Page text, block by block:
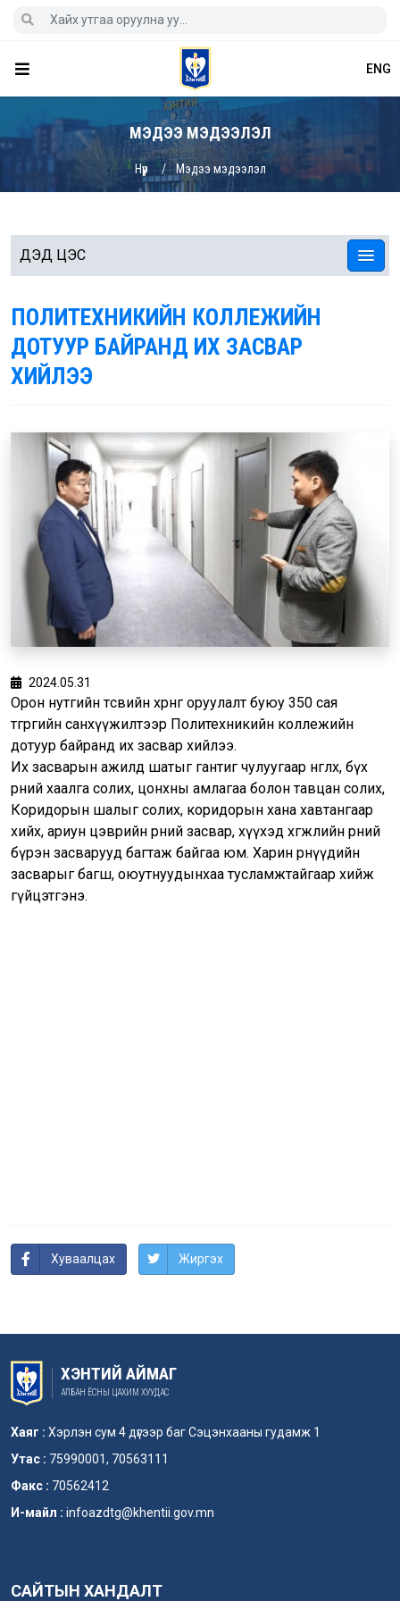
ENG
МЭДЭЭ МЭДЭЭЛЭЛ
Нүүр Мэдээ мэдээлэл
ДЭД ЦЭС
ПОЛИТЕХНИКИЙН КОЛЛЕЖИЙН
ДОТУУР БАЙРАНД ИХ ЗАСВАР
ХИЙЛЭЭ
2024.05.31
Орон нутгийн төсвийн хөрөнгө оруулалт буюу 350 сая
төгрөгийн санхүүжилтээр Политехникийн коллежийн
дотуур байранд их засвар хийлээ.
Их засварын ажилд шатыг гантиг чулуугаар өнгөлөх, бүх
өрөөний хаалга солих, цонхны амлагаа болон тавцан солих,
Коридорын шалыг солих, коридорын хана хавтангаар
хийх, ариун цэврийн өрөөний засвар, хүүхэд хөгжлийн өрөөний
бүрэн засварууд багтаж байгаа юм. Харин өрөөнүүдийн
засварыг багш, оюутнуудынхаа тусламжтайгаар хийж
гүйцэтгэнэ.
Хуваалцах Жиргэх
ХЭНТИЙ АЙМАГ
АЛБАН ЁСНЫ ЦАХИМ ХУУДАС
Хаяг : Хэрлэн сум 4 дүгээр баг Сэцэнхааны гудамж 1
Утас : 75990001, 70563111
Факс : 70562412
И-майл : infoazdtg@khentii.gov.mn
САЙТЫН ХАНДАЛТ